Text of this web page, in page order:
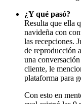
¿Y qué pasó?
Resulta que ella
navideña con
las recepciones.
de reproducción
una
cliente, le
plataforma para
Con esto en